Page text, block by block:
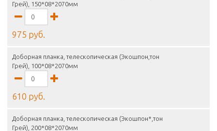
Грей), 150*08*2070мм
975 руб.
Доборная планка, телескопическая (Экошпон,тон
Грей), 100*08*2070мм
610 руб.
Доборная планка, телескопическая (Экошпон*,тон
Грей), 200*08*2070мм